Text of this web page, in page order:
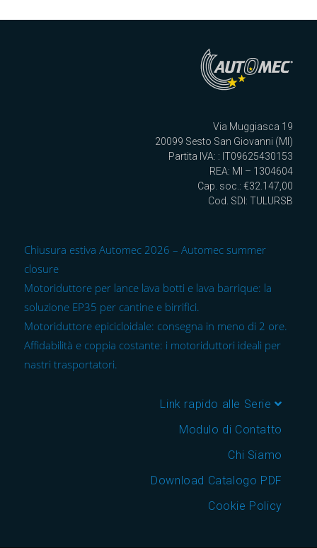
Via Muggiasca 19
20099 Sesto San Giovanni (MI)
Partita IVA: : IT09625430153
REA: MI – 1304604
Cap. soc.: €32.147,00
Cod. SDI: TULURSB
Chiusura estiva Automec 2026 – Automec summer
closure
Motoriduttore per lance lava botti e lava barrique: la
soluzione EP35 per cantine e birrifici.
Motoriduttore epicicloidale: consegna in meno di 2 ore.
Affidabilità e coppia costante: i motoriduttori ideali per
nastri trasportatori.
Link rapido alle Serie
Modulo di Contatto
Chi Siamo
Download Catalogo PDF
Cookie Policy